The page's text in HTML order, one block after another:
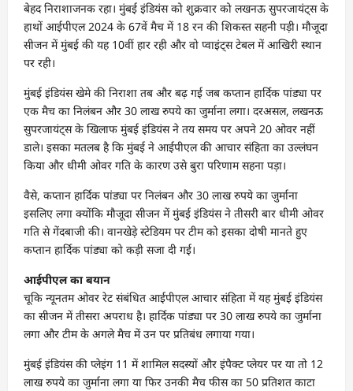
बेहद निराशाजनक रहा। मुंबई इंडियंस को शुक्रवार को लखनऊ सुपरजायंट्स के
हाथों आईपीएल 2024 के 67वें मैच में 18 रन की शिकस्‍त सहनी पड़ी। मौजूदा
सीजन में मुंबई की यह 10वीं हार रही और वो प्‍वाइंट्स टेबल में आखिरी स्‍थान
पर रही।
मुंबई इंडियंस खेमे की निराशा तब और बढ़ गई जब कप्‍तान हार्दिक पांड्या पर
एक मैच का निलंबन और 30 लाख रुपये का जुर्माना लगा। दरअसल, लखनऊ
सुपरजायंट्स के खिलाफ मुंबई इंडियंस ने तय समय पर अपने 20 ओवर नहीं
डाले। इसका मतलब है कि मुंबई ने आईपीएल की आचार संहिता का उल्‍लंघन
किया और धीमी ओवर गति के कारण उसे बुरा परिणाम सहना पड़ा।
वैसे, कप्‍तान हार्दिक पांड्या पर निलंबन और 30 लाख रुपये का जुर्माना
इसलिए लगा क्‍योंकि मौजूदा सीजन में मुंबई इंडियंस ने तीसरी बार धीमी ओवर
गति से गेंदबाजी की। वानखेड़े स्‍टेडियम पर टीम को इसका दोषी मानते हुए
कप्‍तान हार्दिक पांड्या को कड़ी सजा दी गई।
आईपीएल का बयान
चूकि न्‍यूनतम ओवर रेट संबंधित आईपीएल आचार संहिता में यह मुंबई इंडियंस
का सीजन में तीसरा अपराध है। हार्दिक पांड्या पर 30 लाख रुपये का जुर्माना
लगा और टीम के अगले मैच में उन पर प्रतिबंध लगाया गया।
मुंबई इंडियंस की प्‍लेइंग 11 में शामिल सदस्‍यों और इंपैक्‍ट प्‍लेयर पर या तो 12
लाख रुपये का जुर्माना लगा या फिर उनकी मैच फीस का 50 प्रतिशत काटा